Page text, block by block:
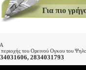
Για πιο
του Ορεινού Ογκου του
2834031793